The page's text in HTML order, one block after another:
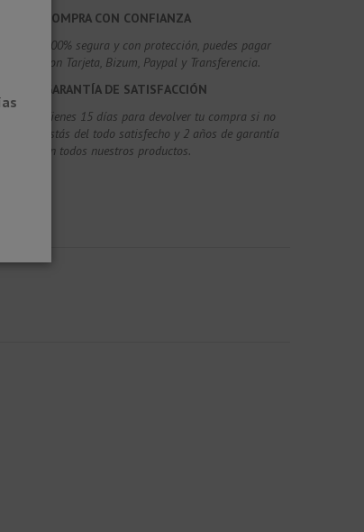
COMPRA CON CONFIANZA
100% segura y con protección, puedes pagar
con Tarjeta, Bizum, Paypal y Transferencia.
GARANTÍA DE SATISFACCIÓN
Tienes 15 días para devolver tu compra si no
estás del todo satisfecho y 2 años de garantía
en todos nuestros productos.